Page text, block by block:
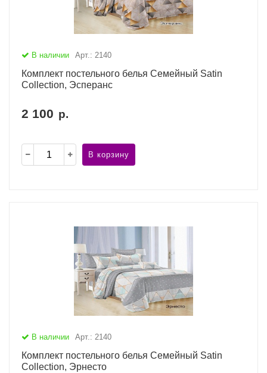
В наличии Арт.: 2140
Комплект постельного белья Семейный Satin
Collection, Эсперанс
2 100 р.
В корзину
В наличии Арт.: 2140
Комплект постельного белья Семейный Satin
Collection, Эрнесто